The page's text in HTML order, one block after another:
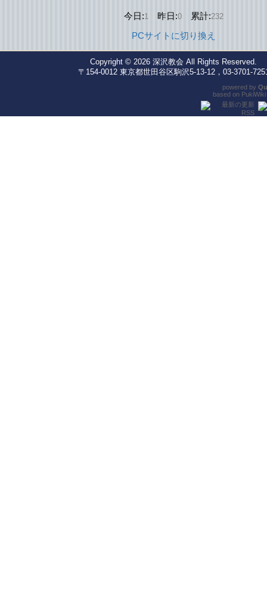
今日:1 昨日:0累計:232
PCサイトに切り換え
Copyright © 2026 深沢教会 All Rights Reserved.
〒154-0012 東京都世田谷区駒沢5-13-12，03-3701-
powered by
based on PukiWiki